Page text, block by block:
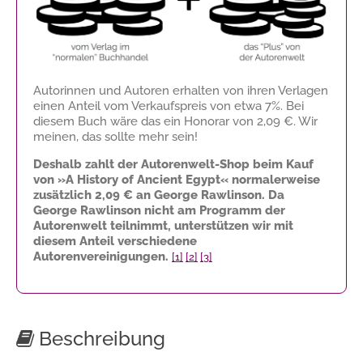
Autorinnen und Autoren erhalten von ihren Verlagen
einen Anteil vom Verkaufspreis von etwa 7%. Bei
diesem Buch wäre das ein Honorar von 2,09 €. Wir
meinen, das sollte mehr sein!
Deshalb zahlt der Autorenwelt-Shop beim Kauf
von »A History of Ancient Egypt« normalerweise
zusätzlich 2,09 € an George Rawlinson. Da
George Rawlinson nicht am Programm der
Autorenwelt teilnimmt, unterstützen wir mit
diesem Anteil verschiedene
Autorenvereinigungen. [1] [2] [3]
Beschreibung